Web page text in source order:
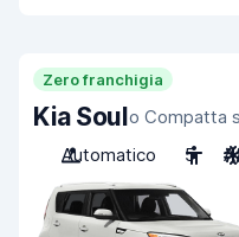
Zero franchigia
Kia Soulo Compatta
Automatico
5